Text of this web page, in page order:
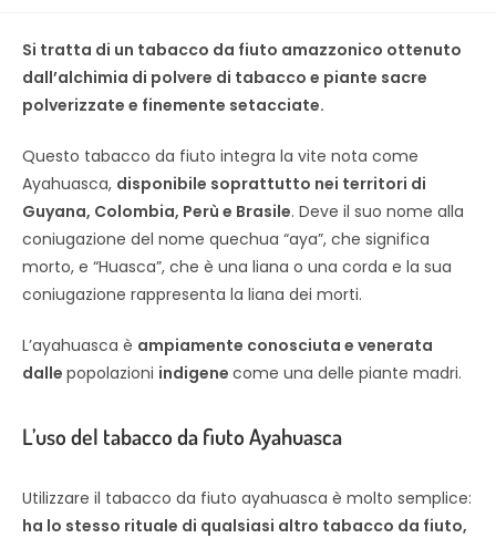
Si tratta di un tabacco da fiuto amazzonico ottenuto
dall’alchimia di polvere di tabacco e piante sacre
polverizzate e finemente setacciate.
Questo tabacco da fiuto integra la vite nota come
Ayahuasca, disponibile soprattutto nei territori di
Guyana, Colombia, Perù e Brasile. Deve il suo nome alla
coniugazione del nome quechua “aya”, che significa
morto, e “Huasca”, che è una liana o una corda e la sua
coniugazione rappresenta la liana dei morti.
L’ayahuasca è ampiamente conosciuta e venerata
dalle popolazioni indigene come una delle piante madri.
L’uso del tabacco da fiuto Ayahuasca
Utilizzare il tabacco da fiuto ayahuasca è molto semplice:
ha lo stesso rituale di qualsiasi altro tabacco da fiuto,